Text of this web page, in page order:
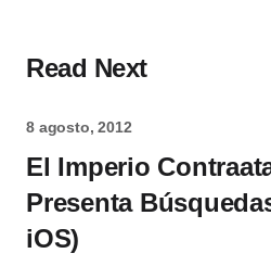
Read Next
8 agosto, 2012
El Imperio
Presenta
iOS)